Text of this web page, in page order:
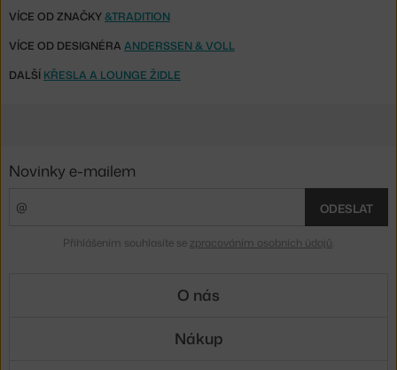
VÍCE OD ZNAČKY&TRADITION
VÍCE OD DESIGNÉRA ANDERSSEN & VOLL
DALŠÍ KŘESLA A LOUNGE ŽIDLE
Novinky e-mailem
ODESLAT
Přihlášením souhlasíte se zpracováním osobních údajů
O nás
Nákup